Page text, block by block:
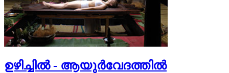
ഉഴിച്ചില്‍ - ആയുര്‍വേദത്തില്‍